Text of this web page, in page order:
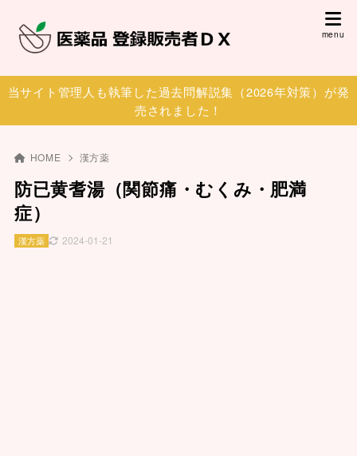
当サイト管理人も執筆した過去問解説集（2026年対策）が発
売されました！
HOME 漢方薬
防已黄耆湯（関節痛・むくみ・肥満
症）
2024-01-21
漢方薬